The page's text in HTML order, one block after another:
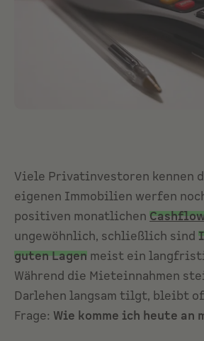
Viele Privatinvestoren kennen
eigenen Immobilien werfen
positiven monatlichen
ungewöhnlich, schließlich sind
guten Lagen meist ein
Während die Mieteinnahmen
Darlehen langsam tilgt, bleibt
Frage: Wie komme ich heute an